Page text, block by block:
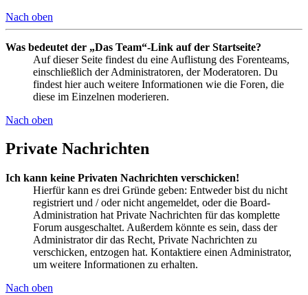
Nach oben
Was bedeutet der „Das Team“-Link auf der Startseite?
Auf dieser Seite findest du eine Auflistung des Forenteams,
einschließlich der Administratoren, der Moderatoren. Du
findest hier auch weitere Informationen wie die Foren, die
diese im Einzelnen moderieren.
Nach oben
Private Nachrichten
Ich kann keine Privaten Nachrichten verschicken!
Hierfür kann es drei Gründe geben: Entweder bist du nicht
registriert und / oder nicht angemeldet, oder die Board-
Administration hat Private Nachrichten für das komplette
Forum ausgeschaltet. Außerdem könnte es sein, dass der
Administrator dir das Recht, Private Nachrichten zu
verschicken, entzogen hat. Kontaktiere einen Administrator,
um weitere Informationen zu erhalten.
Nach oben